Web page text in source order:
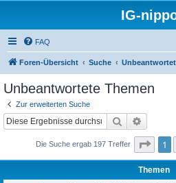
IG-
FAQ
Foren-Übersicht Suche
Unbeantwortete Themen
Zur erweiterten Suche
Suche
Die Suche ergab 197 Treffer Seite
1
Themen